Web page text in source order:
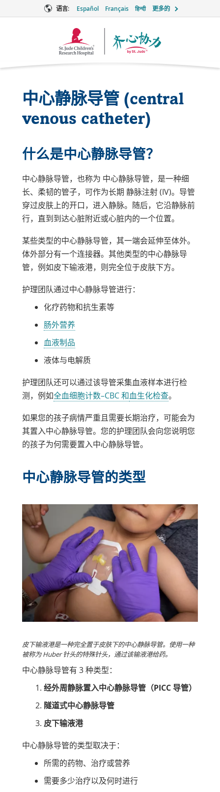
语言: Español Français हिन्दी 更多的
Together
中心静脉导管 (central
venous catheter)
什么是中心静脉导管？
中心静脉导管，也称为 中心静脉导管，是一种细
长、柔韧的管子，可作为长期 静脉注射 (IV)。导管
穿过皮肤上的开口，进入静脉。随后，它沿静脉前
行，直到到达心脏附近或心脏内的一个位置。
某些类型的中心静脉导管，其一端会延伸至体外。
体外部分有一个连接器。其他类型的中心静脉导
管，例如皮下输液港，则完全位于皮肤下方。
护理团队通过中心静脉导管进行：
化疗药物和抗生素等
肠外营养
血液制品
液体与电解质
护理团队还可以通过该导管采集血液样本进行检
测，例如全血细胞计数–CBC 和血生化检查。
如果您的孩子病情严重且需要长期治疗，可能会为
其置入中心静脉导管。您的护理团队会向您说明您
的孩子为何需要置入中心静脉导管。
中心静脉导管的类型
皮下输液港是一种完全置于皮肤下的中心静脉导管。使用一种
被称为 Huber 针头的特殊针头，通过该输液港给药。
中心静脉导管有 3 种类型：
经外周静脉置入中心静脉导管（PICC 导管）
隧道式中心静脉导管
皮下输液港
中心静脉导管的类型取决于：
所需的药物、治疗或营养
需要多少治疗以及何时进行